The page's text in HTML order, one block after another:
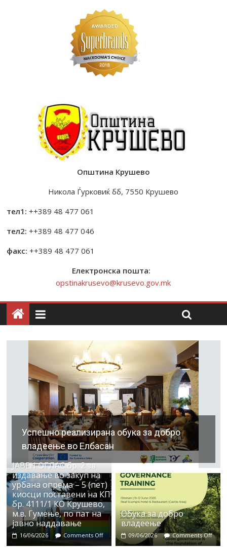
Општина Крушево
Никола Ѓурковиќ бб, 7550 Крушево
тел1: ++389 48 477 061
тел2: ++389 48 477 046
факс: ++389 48 477 061
Електронска пошта:
opstinakrusevo@krusevo.gov.mk
Успешно реализирана обука за добро
владеење во Елбасан
ЈАВЕН ОГЛАС бр. 2 за
издавање во закуп на
урбана опрема – 5 (пет)
киосци поставени на КП
бр. 4111/1 КО Крушево,
м.в. Гумење, по пат на
јавно наддавање
16/06/2026 Comments Off
Обука за добро
владеење
09/06/2026 Comments Off